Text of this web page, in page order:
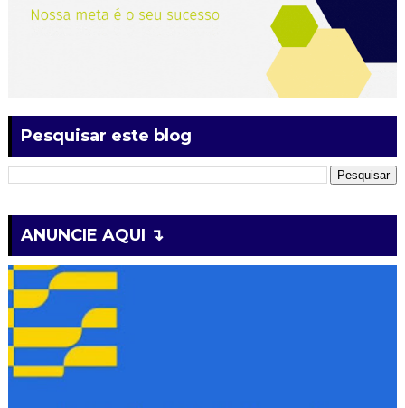
Pesquisar este blog
ANUNCIE AQUI ↴